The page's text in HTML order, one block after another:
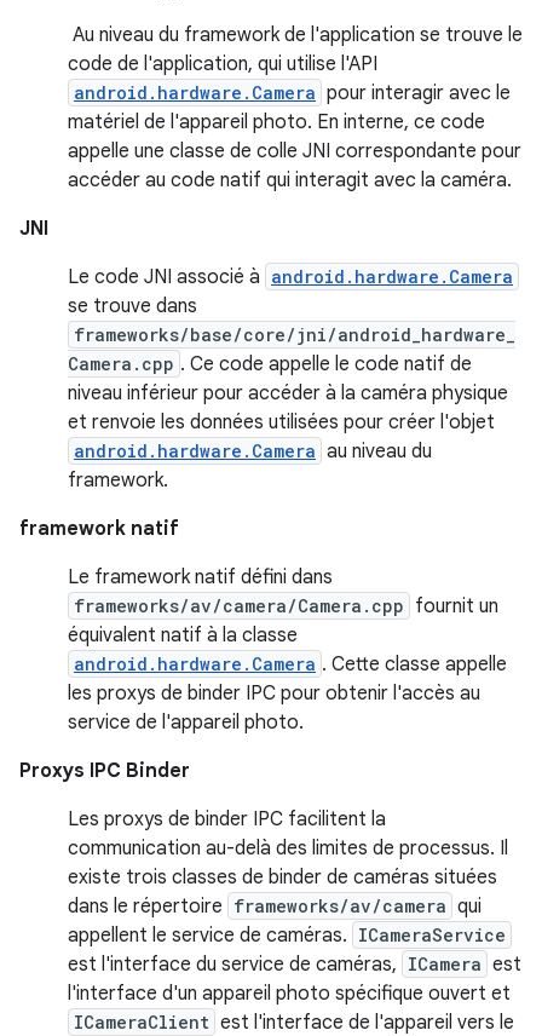
Au niveau du framework de l'application se trouve le
code de l'application, qui utilise l'API
android.hardware.Camera pour interagir avec le
matériel de l'appareil photo. En interne, ce code
appelle une classe de colle JNI correspondante pour
accéder au code natif qui interagit avec la caméra.
JNI
Le code JNI associé à android.hardware.Camera
se trouve dans
frameworks/base/core/jni/android_hardware_
Camera.cpp . Ce code appelle le code natif de
niveau inférieur pour accéder à la caméra physique
et renvoie les données utilisées pour créer l'objet
android.hardware.Camera au niveau du
framework.
framework natif
Le framework natif défini dans
frameworks/av/camera/Camera.cpp fournit un
équivalent natif à la classe
android.hardware.Camera . Cette classe appelle
les proxys de binder IPC pour obtenir l'accès au
service de l'appareil photo.
Proxys IPC Binder
Les proxys de binder IPC facilitent la
communication au-delà des limites de processus. Il
existe trois classes de binder de caméras situées
dans le répertoire frameworks/av/camera qui
appellent le service de caméras. ICameraService
est l'interface du service de caméras, ICamera est
l'interface d'un appareil photo spécifique ouvert et
ICameraClient est l'interface de l'appareil vers le